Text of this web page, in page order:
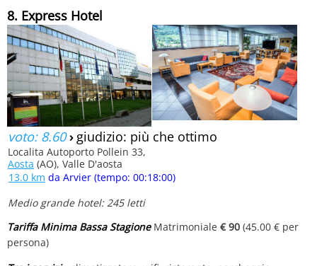
8. Express Hotel
voto: 8.60› giudizio: più che ottimo
Localita Autoporto Pollein 33,
Aosta (AO), Valle D'aosta
13.0 km da Arvier (tempo: 00:18:00)
Medio grande hotel: 245 letti
Tariffa Minima Bassa StagioneMatrimoniale € 90 (45.00 € per
persona)